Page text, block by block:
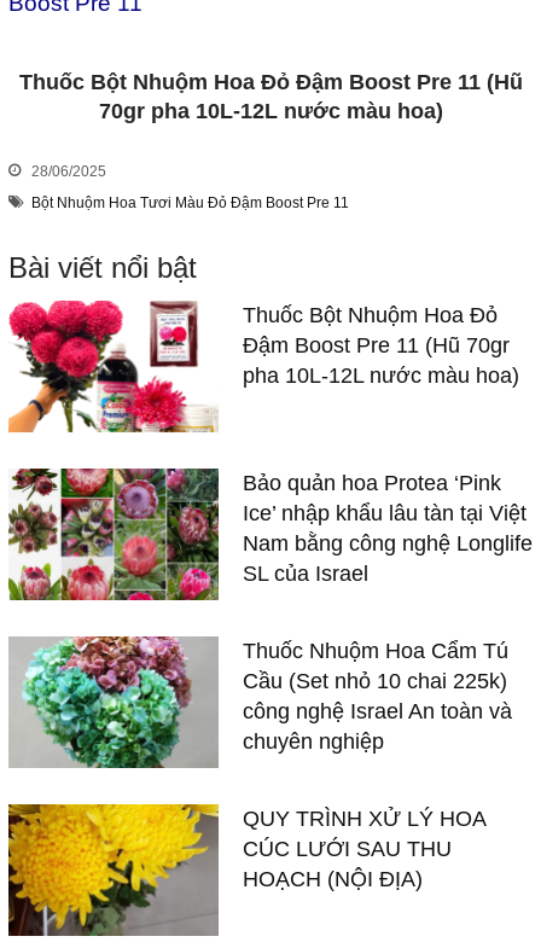
công nghệ Israel An toàn và
QUY TRÌNH XỬ LÝ HOA
CÚC LƯỚI SAU THU
HOẠCH (NỘI ĐỊA)
BẢO QUẢN HOA SALEM
TƯƠI LÂU VÀ NỞ ĐỀU
BẰNG DUNG DỊCH XỬ LÝ
HOA TOG 3 CỦA ISRAEL
DANH MỤC
12 DUNG DỊCH TOG TẠI FARM
Bảo Quản Hoa Chợ Sỉ Longlife SL
Bảo Quản Hoa Chợ Sỉ TOG Galileo
BẢO QUẢN HOA NỘI ĐỊA TOG
Bảo Quản Hoa Tại Shop Hoa 1KG